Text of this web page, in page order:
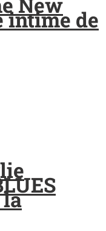
intime de
la